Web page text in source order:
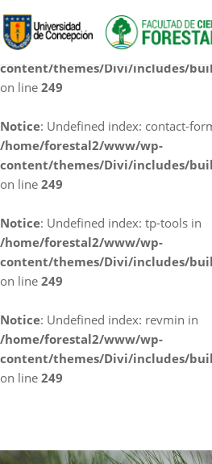
Notice: Undefined index: cf7rl-
/home/forestal2/www/wp-
content/themes/Divi/includes/
on line 249
Notice: Undefined index: contact-
/home/forestal2/www/wp-
content/themes/Divi/includes/
on line 249
Notice: Undefined index: tp-tools in
/home/forestal2/www/wp-
content/themes/Divi/includes/
on line 249
Notice: Undefined index: revmin in
/home/forestal2/www/wp-
content/themes/Divi/includes/
on line 249